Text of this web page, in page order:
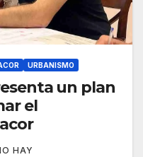
URBANISMO
un plan
el
HAY